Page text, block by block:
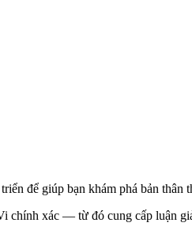
để giúp bạn khám phá bản thân
chính xác — từ đó cung cấp luận